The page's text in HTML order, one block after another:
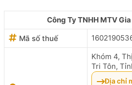
Công Ty TNHH MTV
Mã số thuế
Khóm 4,
Tri Tôn,
Địa chỉ